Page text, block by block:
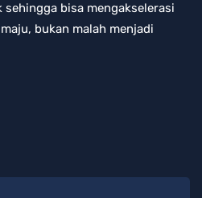
bisa mengakselerasi
bukan malah menjadi